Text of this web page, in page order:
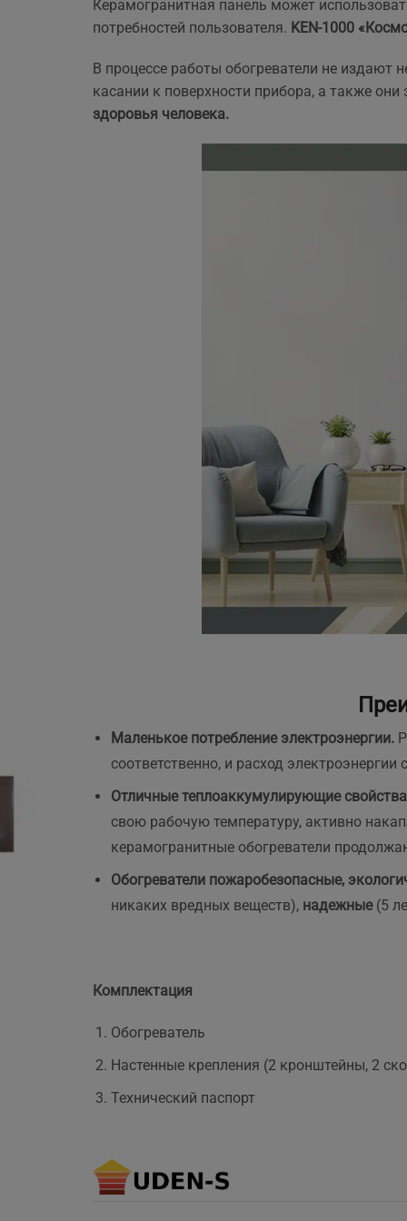
Керамогранитная панель может
потребностей пользователя. KEN-1000
В процессе работы обогреватели не издают
касании к поверхности прибора, а также
здоровья человека.
Маленькое потребление электроэнергии.
соответственно, и расход электроэнергии
Отличные теплоаккумулирующие
свою рабочую температуру, активно
керамогранитные обогреватели
Обогреватели пожаробезопасные,
никаких вредных веществ), надежные(5
Комплектация
Обогреватель
Настенные крепления (2 кронштейны, 2
Технический паспорт